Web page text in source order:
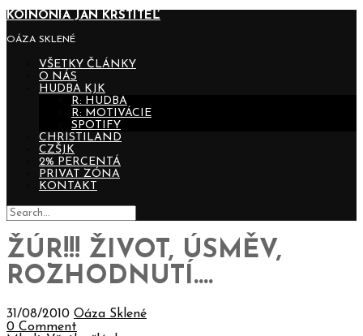
KOINONIA JÁN KRSTITEĽ
OÁZA SKLENÉ
VŠETKY ČLÁNKY
O NÁS
HUDBA KJK
R: HUDBA
R: MOTIVÁCIE
SPOTIFY
CHRISTILAND
CZŠJK
2% PERCENTÁ
PRIVAT ZÓNA
KONTAKT
ŽÚR!!! ŽIVOT, ÚSMĚV,
ROZHODNUTÍ….
31/08/2010 Oáza Sklené
0 Comment